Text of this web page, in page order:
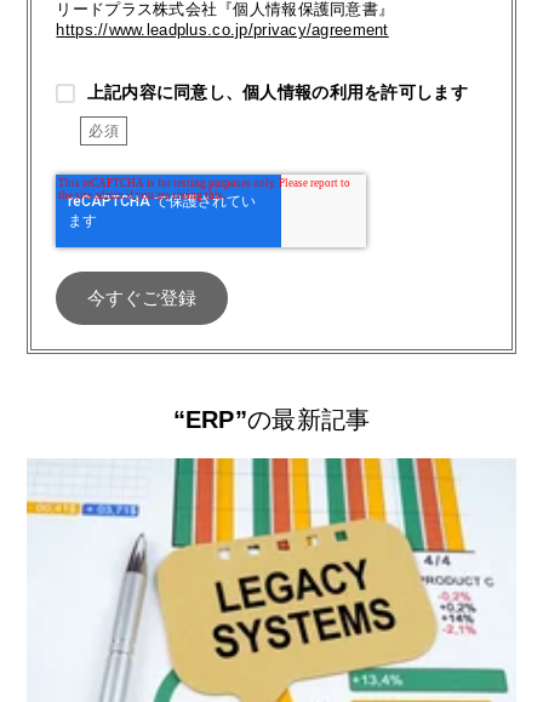
リードプラス株式会社『個人情報保護同意書』
https://www.leadplus.co.jp/privacy/agreement
上記内容に同意し、個人情報の利用を許可します
“ERP”の最新記事